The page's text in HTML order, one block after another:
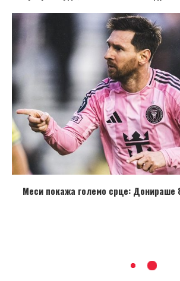
Меси покажа големо срце: Донираше